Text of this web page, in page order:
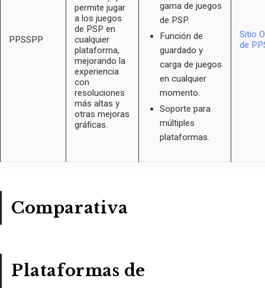
PPSSPP
permite jugar
a los juegos
de PSP en
cualquier
plataforma,
mejorando la
experiencia
con
resoluciones
más altas y
otras mejoras
gráficas.
gama de juegos
de PSP.
Función de
guardado y
carga de juegos
en cualquier
momento.
Soporte para
múltiples
plataformas.
Sitio
de
Comparativa
Plataformas de